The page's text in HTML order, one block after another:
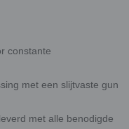
constante
met een slijtvaste gun
met alle benodigde